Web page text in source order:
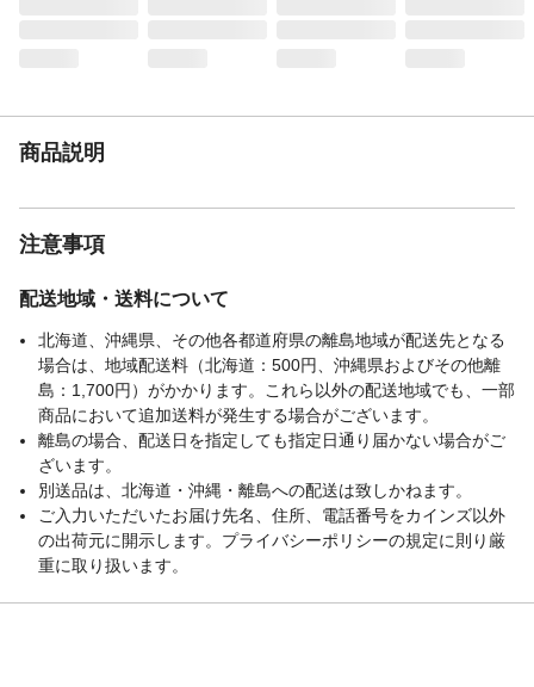
商品説明
注意事項
配送地域・送料について
北海道、沖縄県、その他各都道府県の離島地域が配送先となる
場合は、地域配送料（北海道：500円、沖縄県およびその他離
島：1,700円）がかかります。これら以外の配送地域でも、一部
商品において追加送料が発生する場合がございます。
離島の場合、配送日を指定しても指定日通り届かない場合がご
ざいます。
別送品は、北海道・沖縄・離島への配送は致しかねます。
ご入力いただいたお届け先名、住所、電話番号をカインズ以外
の出荷元に開示します。プライバシーポリシーの規定に則り厳
重に取り扱います。